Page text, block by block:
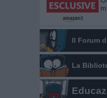
Il Forum
La